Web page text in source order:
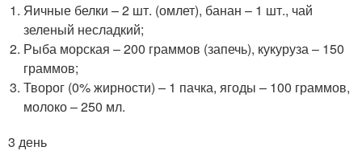
Яичные белки – 2 шт. (омлет), банан – 1 шт., чай
зеленый несладкий;
Рыба морская – 200 граммов (запечь), кукуруза – 150
граммов;
Творог (0% жирности) – 1 пачка, ягоды – 100 граммов,
молоко – 250 мл.
3 день